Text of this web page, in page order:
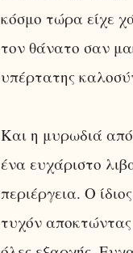
κόσμο τώρα είχε
τον θάνατο σαν
υπέρτατης
Και η μυρωδιά
ένα ευχάριστο
περιέργεια. Ο
τυχόν αποκτώντας